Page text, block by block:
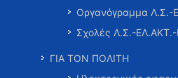
Οργανόγραμμα Λ.Σ.-
Σχολές Λ.Σ.-ΕΛ.ΑΚΤ.-
ΓΙΑ ΤΟΝ ΠΟΛΙΤΗ